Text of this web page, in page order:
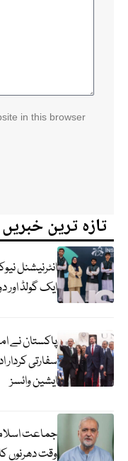
in this browser
تازہ ترین خبریں
ایک گولڈ اور
پاکستان نے
سفارتی کردار
ایشین وائسز
وقت دھرنوں